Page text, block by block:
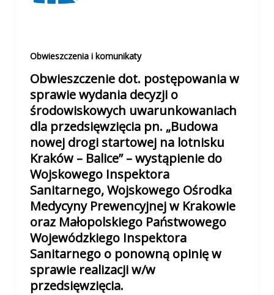
Obwieszczenia i komunikaty
Obwieszczenie dot. postępowania w
sprawie wydania decyzji o
środowiskowych uwarunkowaniach
dla przedsięwzięcia pn. „Budowa
nowej drogi startowej na lotnisku
Kraków – Balice” – wystąpienie do
Wojskowego Inspektora
Sanitarnego, Wojskowego Ośrodka
Medycyny Prewencyjnej w Krakowie
oraz Małopolskiego Państwowego
Wojewódzkiego Inspektora
Sanitarnego o ponowną opinię w
sprawie realizacji w/w
przedsięwzięcia.